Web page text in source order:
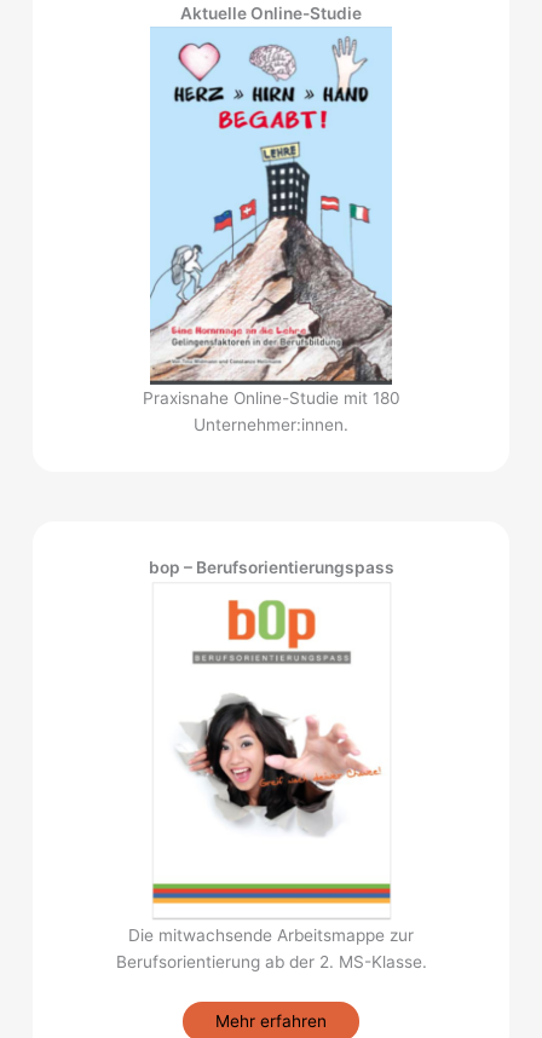
Aktuelle Online-Studie
Praxisnahe Online-Studie mit 180
Unternehmer:innen.
bop – Berufsorientierungspass
Die mitwachsende Arbeitsmappe zur
Berufsorientierung ab der 2. MS-Klasse.
Mehr erfahren